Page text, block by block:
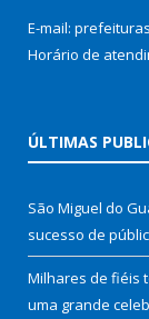
E-mail:
Horário de
ÚLTIMAS
São Miguel do
sucesso de
Milhares de fiéis
uma grande